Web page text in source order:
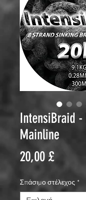
IntensiBraid -
Mainline
20,00 £Τιμή
Σπάσιμο στέλεχος *